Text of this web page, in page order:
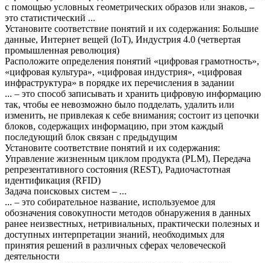
с помощью условных геометрических образов или знаков, –
это статистический ...
Установите соответствие понятий и их содержания: Большие
данные, Интернет вещей (IoT), Индустрия 4.0 (четвертая
промышленная революция)
Расположите определения понятий «цифровая грамотность»,
«цифровая культура», «цифровая индустрия», «цифровая
инфраструктура» в порядке их перечисления в задании
... – это способ записывать и хранить цифровую информацию
так, чтобы ее невозможно было подделать, удалить или
изменить, не привлекая к себе внимания; состоит из цепочки
блоков, содержащих информацию, при этом каждый
последующий блок связан с предыдущим
Установите соответствие понятий и их содержания:
Управление жизненным циклом продукта (PLM), Передача
репрезентативного состояния (REST), Радиочастотная
идентификация (RFID)
Задача поисковых систем – ...
... – это собирательное название, используемое для
обозначения совокупности методов обнаружения в данных
ранее неизвестных, нетривиальных, практически полезных и
доступных интерпретации знаний, необходимых для
принятия решений в различных сферах человеческой
деятельности